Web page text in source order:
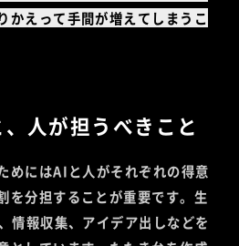
かえって手間が増えてしまうこ
人が担うべきこと
めにはAIと人がそれぞれの得意
を分担することが重要です。生
情報収集、アイデア出しなどを